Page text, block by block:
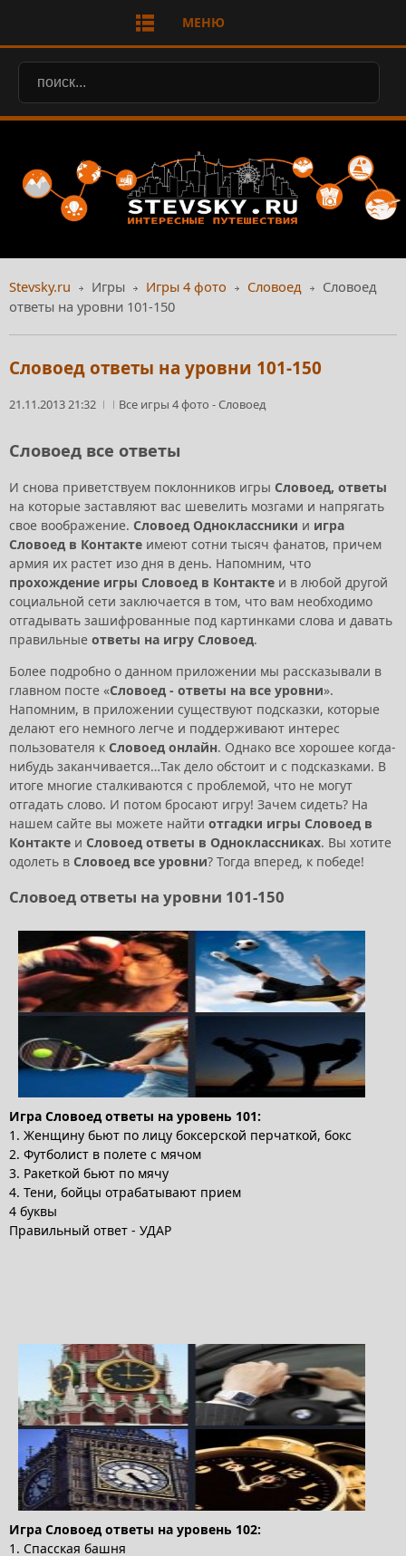
МЕНЮ
Stevsky.ru Игры Игры 4 фото Словоед
Словоед
ответы на уровни 101-150
Словоед ответы на уровни 101-150
21.11.2013 21:32 Все игры 4 фото -Словоед
Словоед все ответы
И снова приветствуем поклонников игры Словоед, ответы
на которые заставляют вас шевелить мозгами и напрягать
свое воображение. Словоед Одноклассники и игра
Словоед в Контакте имеют сотни тысяч фанатов, причем
армия их растет изо дня в день. Напомним, что
прохождение игры Словоед в Контакте и в любой другой
социальной сети заключается в том, что вам необходимо
отгадывать зашифрованные под картинками слова и давать
правильные ответы на игру Словоед.
Более подробно о данном приложении мы рассказывали в
главном посте «Словоед - ответы на все уровни».
Напомним, в приложении существуют подсказки, которые
делают его немного легче и поддерживают интерес
пользователя к Словоед онлайн. Однако все хорошее когда-
нибудь заканчивается…Так дело обстоит и с подсказками. В
итоге многие сталкиваются с проблемой, что не могут
отгадать слово. И потом бросают игру! Зачем сидеть? На
нашем сайте вы можете найти отгадки игры Словоед в
Контакте и Словоед ответы в Одноклассниках. Вы хотите
одолеть в Словоед все уровни? Тогда вперед, к победе!
Словоед ответы на уровни 101-150
Игра Словоед ответы на уровень 101:
1. Женщину бьют по лицу боксерской перчаткой, бокс
2. Футболист в полете с мячом
3. Ракеткой бьют по мячу
4. Тени, бойцы отрабатывают прием
4 буквы
Правильный ответ - УДАР
Игра Словоед ответы на уровень 102:
1. Спасская башня